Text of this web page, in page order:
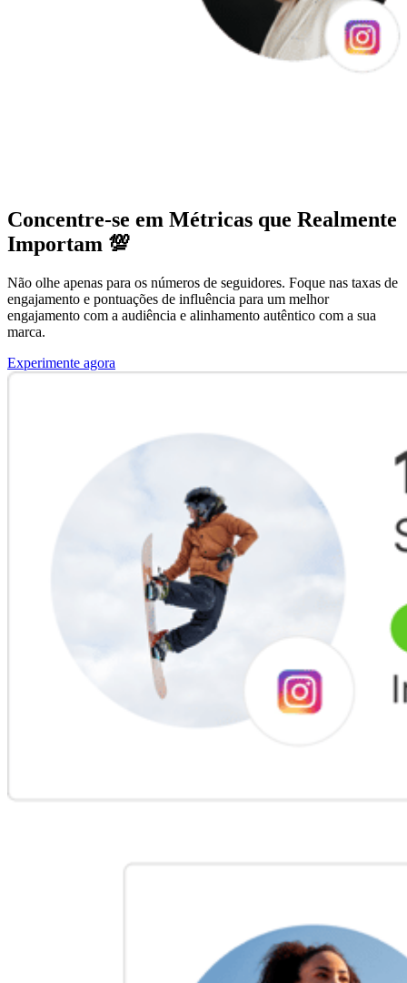
Concentre-se em Métricas que Realmente
Importam 💯
Não olhe apenas para os números de seguidores. Foque nas taxas de
engajamento e pontuações de influência para um melhor
engajamento com a audiência e alinhamento autêntico com a sua
marca.
Experimente agora